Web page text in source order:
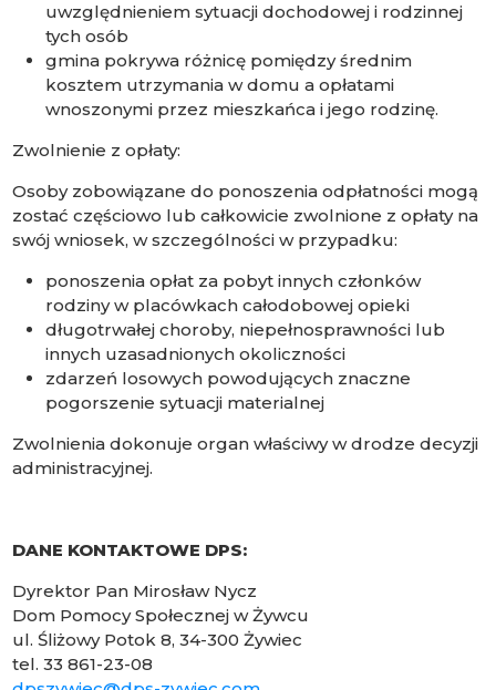
uwzględnieniem sytuacji dochodowej i rodzinnej
tych osób
gmina pokrywa różnicę pomiędzy średnim
kosztem utrzymania w domu a opłatami
wnoszonymi przez mieszkańca i jego rodzinę.
Zwolnienie z opłaty:
Osoby zobowiązane do ponoszenia odpłatności mogą
zostać częściowo lub całkowicie zwolnione z opłaty na
swój wniosek, w szczególności w przypadku:
ponoszenia opłat za pobyt innych członków
rodziny w placówkach całodobowej opieki
długotrwałej choroby, niepełnosprawności lub
innych uzasadnionych okoliczności
zdarzeń losowych powodujących znaczne
pogorszenie sytuacji materialnej
Zwolnienia dokonuje organ właściwy w drodze decyzji
administracyjnej.
DANE KONTAKTOWE DPS:
Dyrektor Pan Mirosław Nycz
Dom Pomocy Społecznej w Żywcu
ul. Śliżowy Potok 8, 34-300 Żywiec
tel. 33 861-23-08